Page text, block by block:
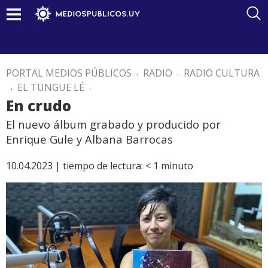
PORTAL MEDIOS PÚBLICOS . RADIO . RADIO CULTURA
. EL TUNGUE LÉ .
En crudo
El nuevo álbum grabado y producido por
Enrique Gule y Albana Barrocas
10.04.2023 | tiempo de lectura: < 1 minuto